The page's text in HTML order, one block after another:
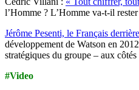
l’Homme ? L’Homme va-t-il
Jérôme Pesenti, le Français
développement de Watson en
stratégiques du groupe – aux côtés
#Video